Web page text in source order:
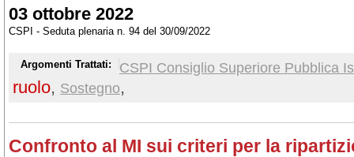
03 ottobre 2022
CSPI - Seduta plenaria n. 94 del 30/09/2022
Argomenti Trattati: CSPI Consiglio Superiore Pubblica
ruolo, Sostegno,
Confronto al MI sui criteri per la